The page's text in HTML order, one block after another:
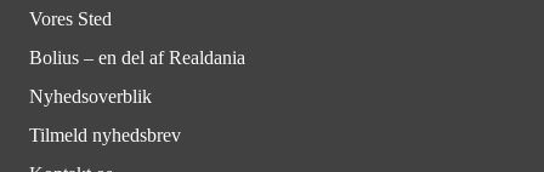
Vores Sted
Bolius – en del af Realdania
Nyhedsoverblik
Tilmeld nyhedsbrev